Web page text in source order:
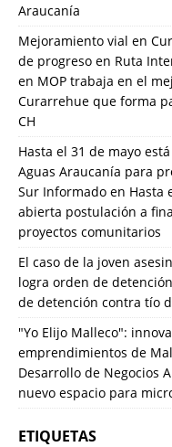
Araucanía
Mejoramiento vial en
de progreso en Ruta
en MOP trabaja en el
Curarrehue que forma
CH
Hasta el 31 de mayo
Aguas Araucanía para
Sur Informado en Hasta
abierta postulación a
proyectos comunitarios
El caso de la joven
logra orden de
de detención contra tío
"Yo Elijo Malleco":
emprendimientos de
Desarrollo de Negocios
nuevo espacio para
ETIQUETAS